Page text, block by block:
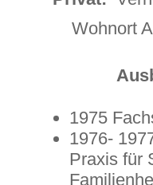
Wohnort
1975
1976-
Praxis für